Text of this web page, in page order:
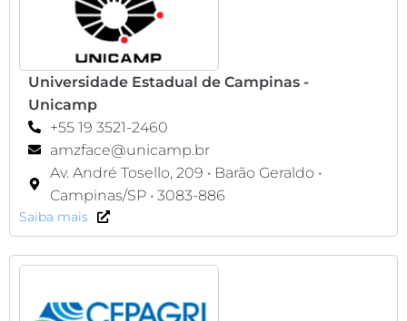
Universidade Estadual de Campinas -
Unicamp
+55 19 3521-2460
amzface@unicamp.br
Av. André Tosello, 209 • Barão Geraldo •
Campinas/SP • 3083-886
Saiba mais